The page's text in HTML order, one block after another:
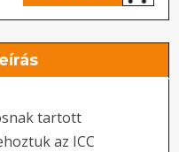
tartott
az ICC